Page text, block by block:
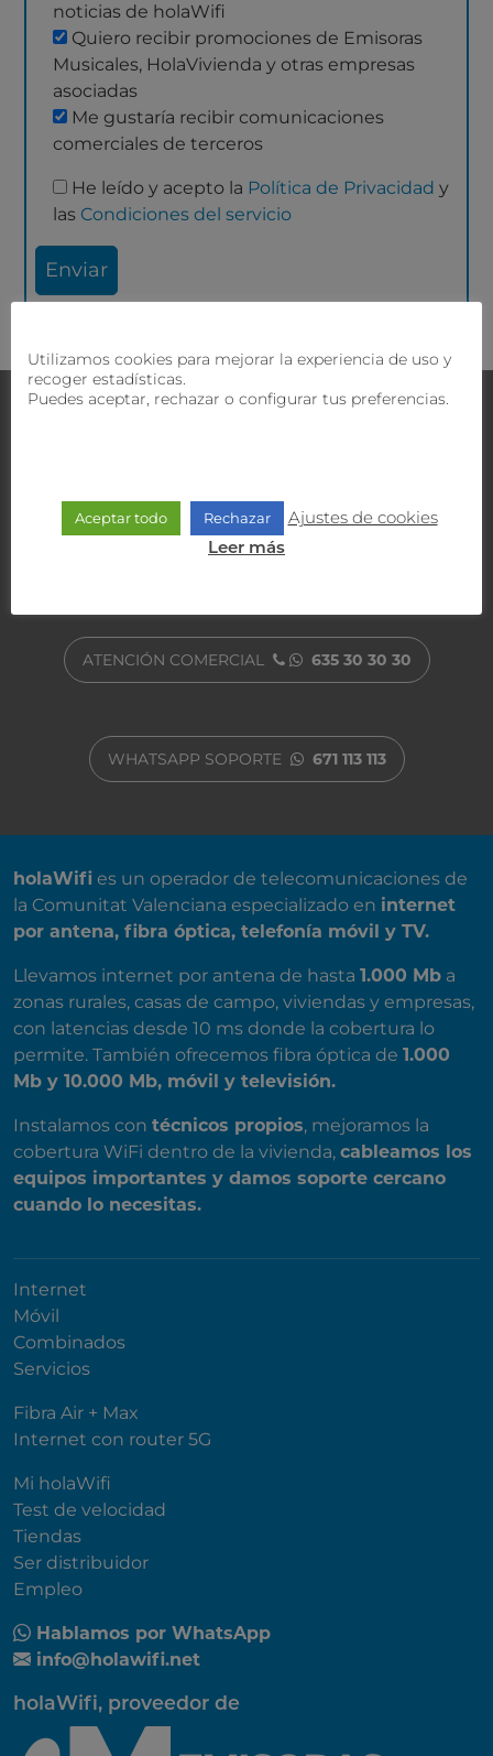
noticias de holaWifi
Quiero recibir promociones de Emisoras
Musicales, HolaVivienda y otras empresas
asociadas
Me gustaría recibir comunicaciones
comerciales de terceros
He leído y acepto la Política de Privacidad y
las Condiciones del servicio
Contacta con nosotros
ATENCIÓN AL CLIENTE
ATENCIÓN COMERCIAL 635 30 30 30
WHATSAPP SOPORTE 671 113 113
holaWifi es un operador de telecomunicaciones de
la Comunitat Valenciana especializado en internet
por antena, fibra óptica, telefonía móvil y TV.
Llevamos internet por antena de hasta 1.000 Mb a
zonas rurales, casas de campo, viviendas y empresas,
con latencias desde 10 ms donde la cobertura lo
permite. También ofrecemos fibra óptica de 1.000
Mb y 10.000 Mb, móvil y televisión.
Instalamos con técnicos propios, mejoramos la
cobertura WiFi dentro de la vivienda, cableamos los
equipos importantes y damos soporte cercano
cuando lo necesitas.
Internet
Móvil
Combinados
Servicios
Fibra Air + Max
Internet con router 5G
Mi holaWifi
Test de velocidad
Tiendas
Ser distribuidor
Empleo
Hablamos por WhatsApp
info@holawifi.net
holaWifi, proveedor de
Utilizamos cookies para mejorar la experiencia de uso y
recoger estadísticas.
Puedes aceptar, rechazar o configurar tus preferencias.
Aceptar todo Rechazar Ajustes de cookies
Leer más